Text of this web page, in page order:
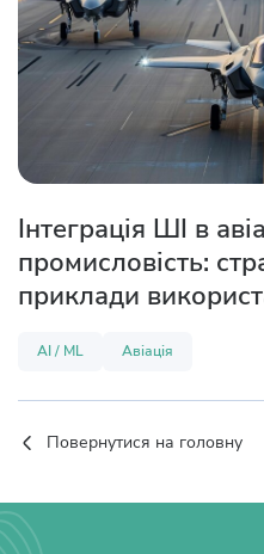
Інтеграція ШІ в
промисловість:
приклади
AI / ML Авіація
Повернутися на головну